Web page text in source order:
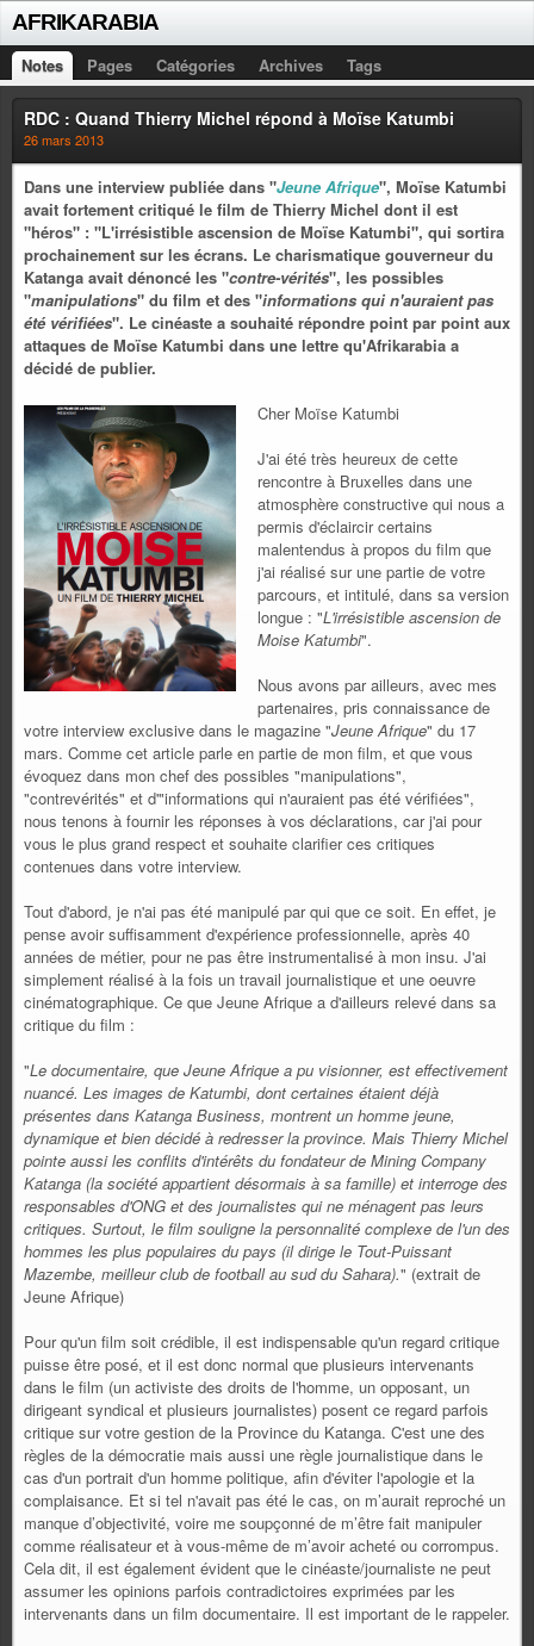
AFRIKARABIA
Notes Pages Catégories Archives Tags
RDC : Quand Thierry Michel répond à Moïse Katumbi
26 mars 2013
Dans une interview publiée dans "Jeune Afrique", Moïse Katumbi
avait fortement critiqué le film de Thierry Michel dont il est
"héros" : "L'irrésistible ascension de Moïse Katumbi", qui sortira
prochainement sur les écrans. Le charismatique gouverneur du
Katanga avait dénoncé les "contre-vérités", les possibles
"manipulations" du film et des "informations qui n'auraient pas
été vérifiées". Le cinéaste a souhaité répondre point par point aux
attaques de Moïse Katumbi dans une lettre qu'Afrikarabia a
décidé de publier.
Cher Moïse Katumbi
J'ai été très heureux de cette
rencontre à Bruxelles dans une
atmosphère constructive qui nous a
permis d'éclaircir certains
malentendus à propos du film que
j'ai réalisé sur une partie de votre
parcours, et intitulé, dans sa version
longue : "L'irrésistible ascension de
Moise Katumbi".
Nous avons par ailleurs, avec mes
partenaires, pris connaissance de
votre interview exclusive dans le magazine "Jeune Afrique" du 17
mars. Comme cet article parle en partie de mon film, et que vous
évoquez dans mon chef des possibles "manipulations",
"contrevérités" et d'"informations qui n'auraient pas été vérifiées",
nous tenons à fournir les réponses à vos déclarations, car j'ai pour
vous le plus grand respect et souhaite clarifier ces critiques
contenues dans votre interview.
Tout d'abord, je n'ai pas été manipulé par qui que ce soit. En effet, je
pense avoir suffisamment d'expérience professionnelle, après 40
années de métier, pour ne pas être instrumentalisé à mon insu. J'ai
simplement réalisé à la fois un travail journalistique et une oeuvre
cinématographique. Ce que Jeune Afrique a d'ailleurs relevé dans sa
critique du film :
"Le documentaire, que Jeune Afrique a pu visionner, est effectivement
nuancé. Les images de Katumbi, dont certaines étaient déjà
présentes dans Katanga Business, montrent un homme jeune,
dynamique et bien décidé à redresser la province. Mais Thierry Michel
pointe aussi les conflits d'intérêts du fondateur de Mining Company
Katanga (la société appartient désormais à sa famille) et interroge des
responsables d'ONG et des journalistes qui ne ménagent pas leurs
critiques. Surtout, le film souligne la personnalité complexe de l'un des
hommes les plus populaires du pays (il dirige le Tout-Puissant
Mazembe, meilleur club de football au sud du Sahara)." (extrait de
Jeune Afrique)
Pour qu'un film soit crédible, il est indispensable qu'un regard critique
puisse être posé, et il est donc normal que plusieurs intervenants
dans le film (un activiste des droits de l'homme, un opposant, un
dirigeant syndical et plusieurs journalistes) posent ce regard parfois
critique sur votre gestion de la Province du Katanga. C'est une des
règles de la démocratie mais aussi une règle journalistique dans le
cas d'un portrait d'un homme politique, afin d'éviter l'apologie et la
complaisance. Et si tel n'avait pas été le cas, on m’aurait reproché un
manque d’objectivité, voire me soupçonné de m’être fait manipuler
comme réalisateur et à vous-même de m’avoir acheté ou corrompus.
Cela dit, il est également évident que le cinéaste/journaliste ne peut
assumer les opinions parfois contradictoires exprimées par les
intervenants dans un film documentaire. Il est important de le rappeler.